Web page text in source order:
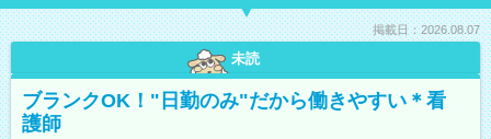
掲載日：2026.08.07
未読
ブランクOK！"日勤のみ"だから働きやすい＊看
護師